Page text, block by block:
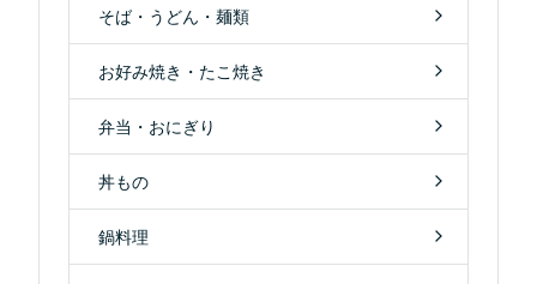
そば・うどん・麺類
お好み焼き・たこ焼き
弁当・おにぎり
丼もの
鍋料理